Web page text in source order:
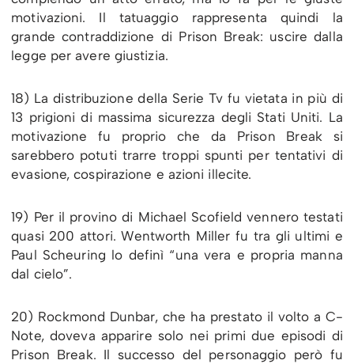
motivazioni. Il tatuaggio rappresenta quindi la
grande contraddizione di Prison Break: uscire dalla
legge per avere giustizia.
18) La distribuzione della Serie Tv fu vietata in più di
13 prigioni di massima sicurezza degli Stati Uniti. La
motivazione fu proprio che da Prison Break si
sarebbero potuti trarre troppi spunti per tentativi di
evasione, cospirazione e azioni illecite.
19) Per il provino di Michael Scofield vennero testati
quasi 200 attori. Wentworth Miller fu tra gli ultimi e
Paul Scheuring lo definì “una vera e propria manna
dal cielo”.
20) Rockmond Dunbar, che ha prestato il volto a C-
Note, doveva apparire solo nei primi due episodi di
Prison Break. Il successo del personaggio però fu